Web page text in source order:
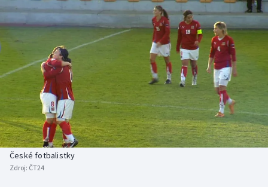
Cyklistika
DALŠÍ SPORTY
Americký fotbal
Baseball a softbal
Basketbal
Biatlon
NEPŘEHLÉDNĚTE
Soutěže
Historické návraty
Aplikace ČT sport
České fotbalistky
Zdroj: ČT24